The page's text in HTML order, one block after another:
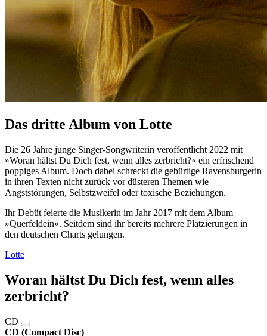
Das dritte Album von Lotte
Die 26 Jahre junge Singer-Songwriterin veröffentlicht 2022 mit
»Woran hältst Du Dich fest, wenn alles zerbricht?« ein erfrischend
poppiges Album. Doch dabei schreckt die gebürtige Ravensburgerin
in ihren Texten nicht zurück vor düsteren Themen wie
Angststörungen, Selbstzweifel oder toxische Beziehungen.
Ihr Debüt feierte die Musikerin im Jahr 2017 mit dem Album
»Querfeldein«. Seitdem sind ihr bereits mehrere Platzierungen in
den deutschen Charts gelungen.
Lotte
Woran hältst Du Dich fest, wenn alles
zerbricht?
CD
CD (Compact Disc)